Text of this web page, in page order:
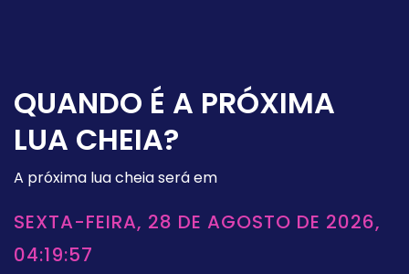
QUANDO É A PRÓXIMA
LUA CHEIA?
A próxima lua cheia será em
SEXTA-FEIRA, 28 DE AGOSTO DE 2026,
04:19:57